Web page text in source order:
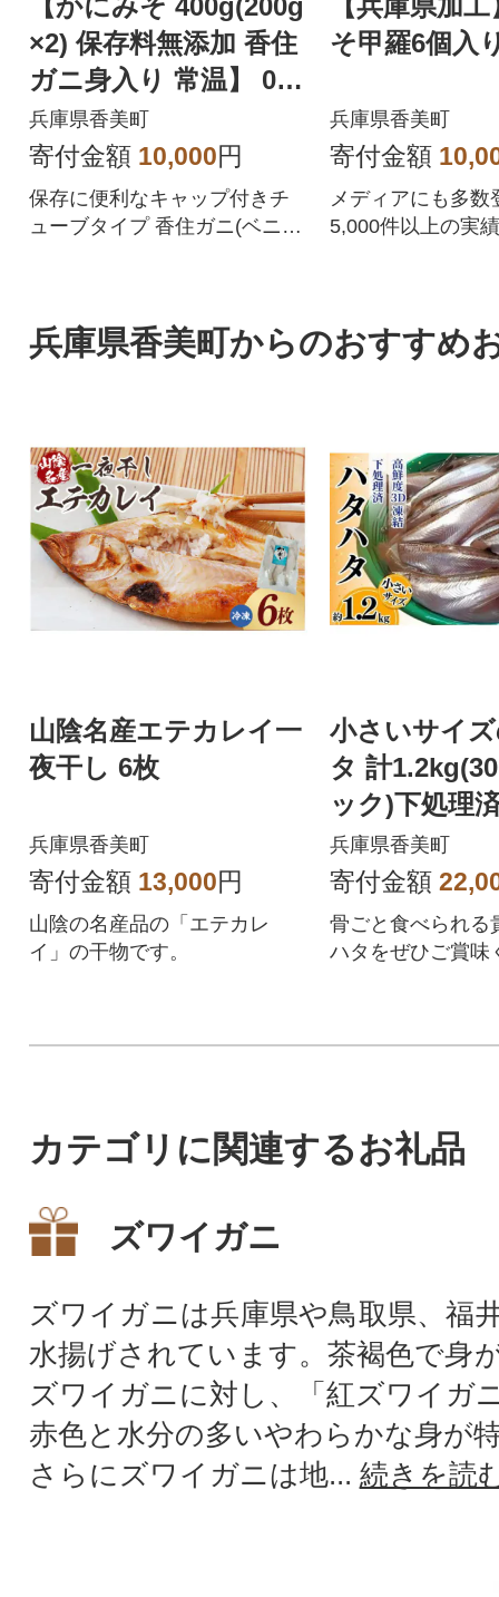
×2) 保存料無添加 香住
ガニ身入り 常温】 07-
120
兵庫県香美町
寄付金額 10,000円
保存に便利なキャップ付きチ
ューブタイプ 香住ガニ(ベニズ
そ甲羅6個入
兵庫県香美町
寄付金額
メディアにも多数
5,000件以上の実
兵庫県香美町からのおすすめ
山陰名産エテカレイ一
夜干し 6枚
兵庫県香美町
寄付金額 13,000円
山陰の名産品の「エテカレ
イ」の干物です。
小さいサイ
タ 計
ック)下処理
兵庫県香美町
寄付金額
骨ごと食べられる
ハタをぜひご賞味
カテゴリに関連するお礼品
ズワイガニ
ズワイガニは兵庫県や鳥取県、福
水揚げされています。茶褐色で身
ズワイガニに対し、「紅ズワイガ
赤色と水分の多いやわらかな身が
さらにズワイガニは地... 続きを読